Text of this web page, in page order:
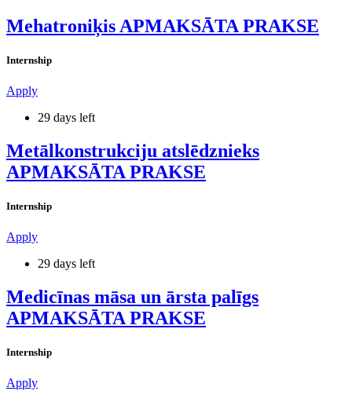
Mehatroniķis APMAKSĀTA PRAKSE
Internship
Apply
29 days left
Metālkonstrukciju atslēdznieks
APMAKSĀTA PRAKSE
Internship
Apply
29 days left
Medicīnas māsa un ārsta palīgs
APMAKSĀTA PRAKSE
Internship
Apply